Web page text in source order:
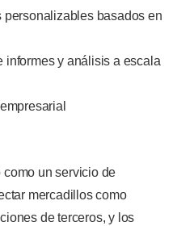
basados en
informes y análisis a escala
un servicio de
mercadillos como
de terceros, y los